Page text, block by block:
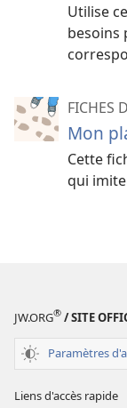
Utilise
besoins
FICHES
Mon
Cette
qui
JW.ORG® / SITE
Paramètres
Liens d'accès rapide